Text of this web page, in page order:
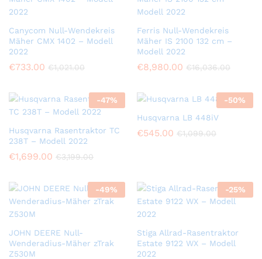
Canycom Null-Wendekreis
Mäher CMX 1402 – Modell
2022
€733.00 €1,021.00
Ferris Null-Wendekreis
Mäher IS 2100 132 cm –
Modell 2022
€8,980.00 €16,036.00
-47%
Husqvarna Rasentraktor TC
238T – Modell 2022
€1,699.00 €3,199.00
-50%
Husqvarna LB 448iV
€545.00 €1,099.00
-49%
JOHN DEERE Null-
Wenderadius-Mäher zTrak
Z530M
-25%
Stiga Allrad-Rasentraktor
Estate 9122 WX – Modell
2022